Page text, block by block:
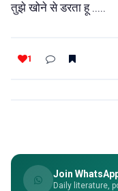
तुझे खोने से डरता हू .....
1
Join
Daily literature,